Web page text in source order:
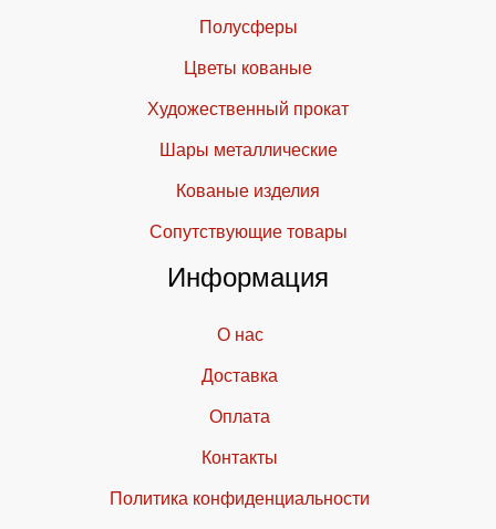
Полусферы
Цветы кованые
Художественный прокат
Шары металлические
Кованые изделия
Cопутствующие товары
Информация
О нас
Доставка
Оплата
Контакты
Политика конфиденциальности